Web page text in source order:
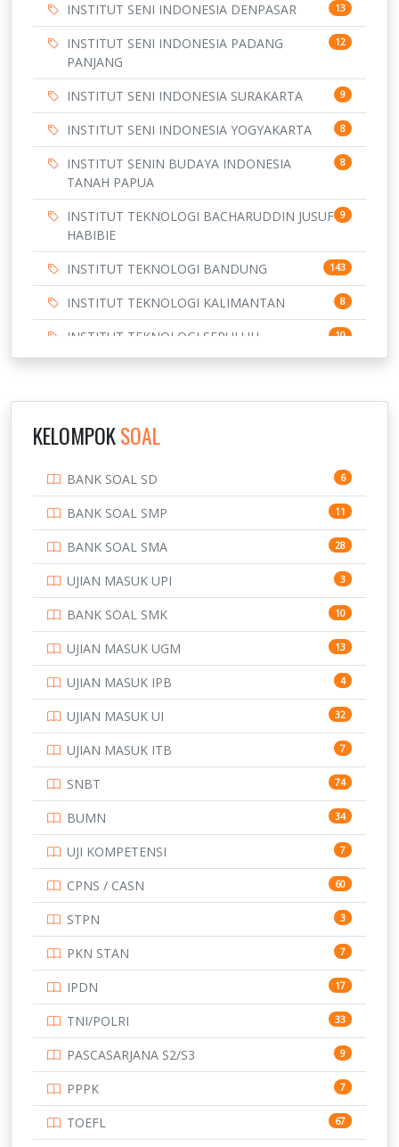
INSTITUT SENI INDONESIA DENPASAR 13
INSTITUT SENI INDONESIA PADANG
PANJANG
12
INSTITUT SENI INDONESIA SURAKARTA 9
INSTITUT SENI INDONESIA YOGYAKARTA 8
INSTITUT SENIN BUDAYA INDONESIA
TANAH PAPUA
8
INSTITUT TEKNOLOGI BACHARUDDIN JUSUF
HABIBIE
9
INSTITUT TEKNOLOGI BANDUNG 143
INSTITUT TEKNOLOGI KALIMANTAN 8
INSTITUT TEKNOLOGI SEPULUH
NOVEMBER
10
3
169
7
PTDI STTD 4
133
SMA 146
SMK 231
SMP 134
STIP 2
153
345
UNIVERSITAS AIRLANGGA 15
16
15
15
14
14
UNIVERSITAS CENDRAWASIH 14
15
219
KELOMPOKSOAL
BANK SOAL SD 6
BANK SOAL SMP 11
BANK SOAL SMA 28
UJIAN MASUK UPI 3
BANK SOAL SMK 10
UJIAN MASUK UGM 13
UJIAN MASUK IPB 4
UJIAN MASUK UI 32
UJIAN MASUK ITB 7
SNBT 74
BUMN 34
UJI KOMPETENSI 7
CPNS / CASN 60
STPN 3
PKN STAN 7
IPDN 17
TNI/POLRI 33
PASCASARJANA S2/S3 9
PPPK 7
TOEFL 67